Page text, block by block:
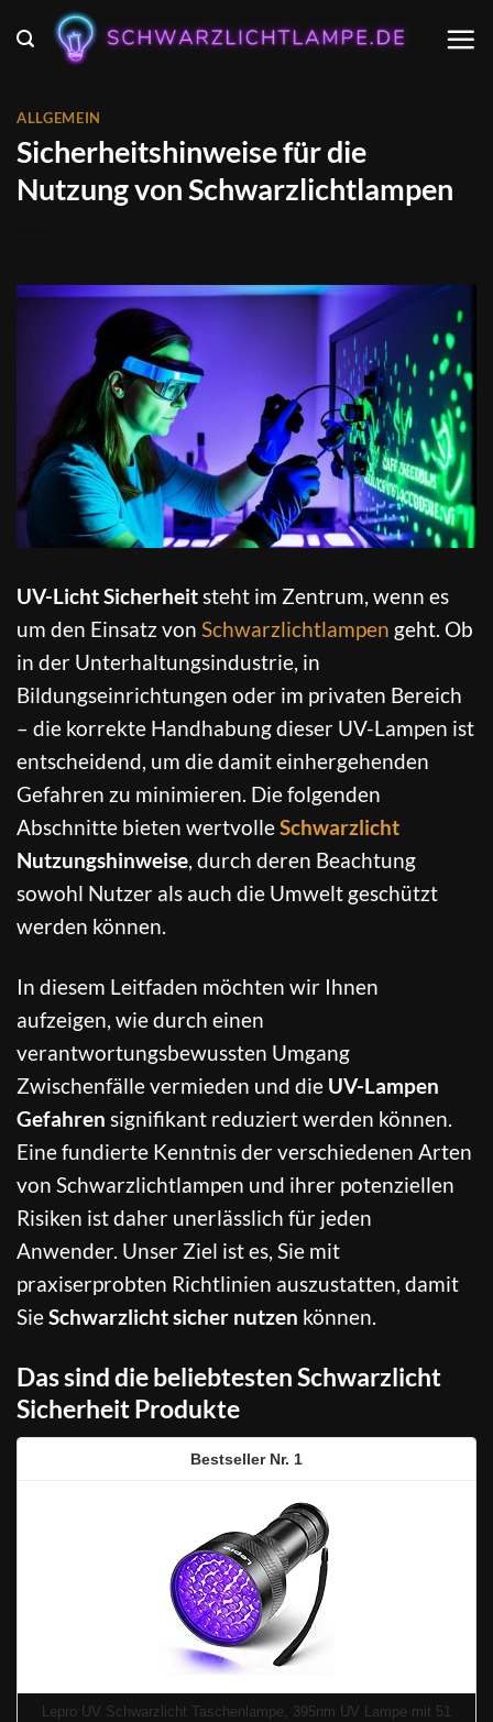
Inhalt
ALLGEMEIN
Sicherheitshinweise für die
Nutzung von Schwarzlichtlampen
UV-Licht Sicherheitsteht im Zentrum, wenn es
um den Einsatz von Schwarzlichtlampen geht. Ob
in der Unterhaltungsindustrie, in
Bildungseinrichtungen oder im privaten Bereich
– die korrekte Handhabung dieser UV-Lampen ist
entscheidend, um die damit einhergehenden
Gefahren zu minimieren. Die folgenden
Abschnitte bieten wertvolleSchwarzlicht
Nutzungshinweise, durch deren Beachtung
sowohl Nutzer als auch die Umwelt geschützt
werden können.
In diesem Leitfaden möchten wir Ihnen
aufzeigen, wie durch einen
verantwortungsbewussten Umgang
Zwischenfälle vermieden und die UV-Lampen
Gefahren signifikant reduziert werden können.
Eine fundierte Kenntnis der verschiedenen Arten
von Schwarzlichtlampen und ihrer potenziellen
Risiken ist daher unerlässlich für jeden
Anwender. Unser Ziel ist es, Sie mit
praxiserprobten Richtlinien auszustatten, damit
SieSchwarzlicht sicher nutzen können.
Das sind die beliebtesten Schwarzlicht
Sicherheit Produkte
1
Lepro UV Schwarzlicht Taschenlampe, 395nm UV Lampe mit 51